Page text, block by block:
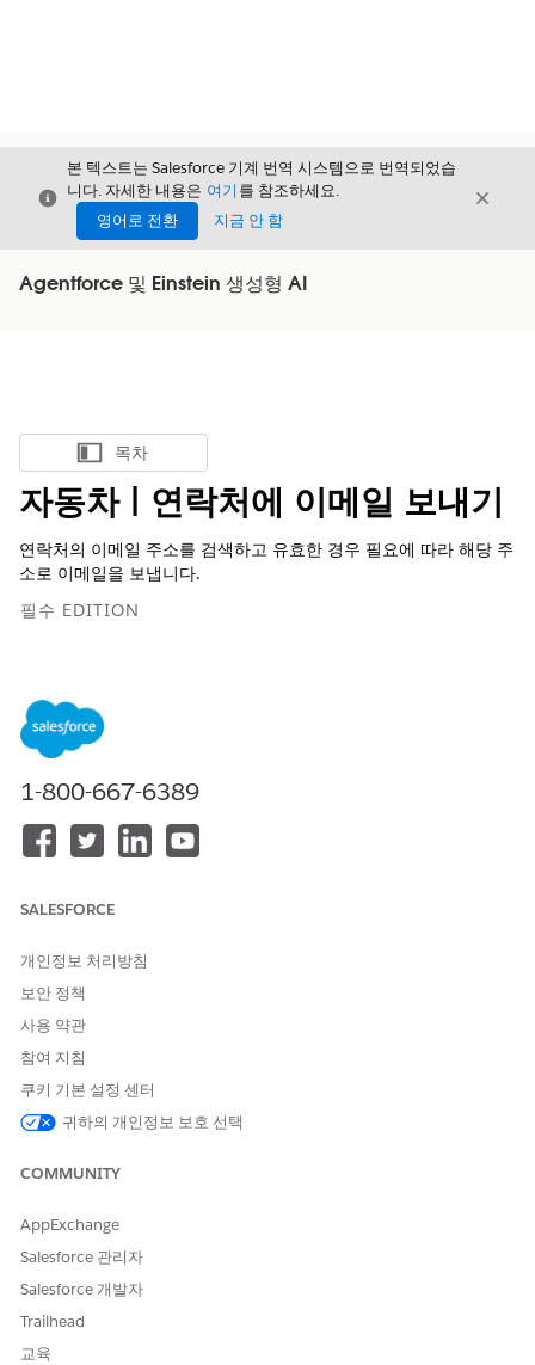
닫기
본 텍스트는 Salesforce 기계 번역 시스템으로 번역되었습
니다. 자세한 내용은 여기 를 참조하세요.
영어로 전환
지금 안 함
닫기
Agentforce 및 Einstein 생성형 AI
목차 표시
목차
자동차 | 연락처에 이메일 보내기
연락처의 이메일 주소를 검색하고 유효한 경우 필요에 따라 해당 주
소로 이메일을 보냅니다.
필수 EDITION
지원 제품: Agentforce for Automotive 추가 기능이 포함되거나
Agentforce 1 Automotive Edition에 포함된
Performance
하려면 각 사용자에게 Agentforce for Automotive 추가 기능이
있어야 합니다.
필요한 사용자 권한
표준 에이전트 작업에 대한
작업 세부 사항
API 이름
참조 작업 유형
이 작업은 하나 이상의 프롬프
트 템플릿을 실행합니까?
1-800-667-6389
SALESFORCE
개인정보 처리방침
보안 정책
사용 약관
참여 지침
쿠키 기본 설정 센터
귀하의 개인정보 보호 선택
COMMUNITY
AppExchange
Salesforce 관리자
Salesforce 개발자
Trailhead
교육